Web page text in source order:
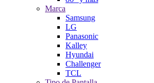
Marca
Samsung
LG
Panasonic
Kalley
Hyundai
Challenger
TCL